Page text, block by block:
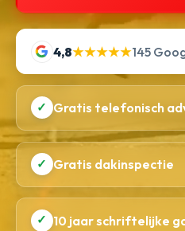
4,8★★★★★145
✓ Gratis telefonisch
✓ Gratis dakinspectie
✓ 10 jaar schriftelijke